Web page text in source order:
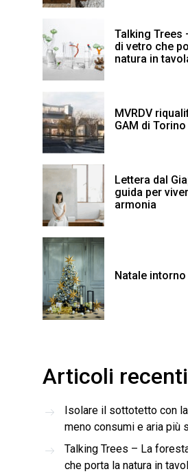
Talking Trees
di vetro che
natura in
MVRDV
GAM di Torino
Lettera dal
guida per
armonia
Natale
Articoli recenti
Isolare il sottotetto con
meno consumi e aria più
Talking Trees – La
che porta la natura in